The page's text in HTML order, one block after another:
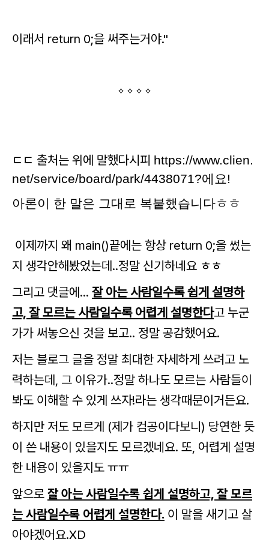
이래서 return 0;을 써주는거야."
ㄷㄷ 출처는 위에 말했다시피 https://www.clien.
net/service/board/park/4438071?에요!
아론이 한 말은 그대로 복붙했습니다ㅎㅎ
이제까지 왜 main()끝에는 항상 return 0;을 썼는
지 생각안해봤었는데..정말 신기하네요 ㅎㅎ
그리고 댓글에... 잘 아는 사람일수록 쉽게 설명하
고, 잘 모르는 사람일수록 어렵게 설명한다고 누군
가가 써놓으신 것을 보고.. 정말 공감했어요.
저는 블로그 글을 정말 최대한 자세하게 쓰려고 노
력하는데, 그 이유가..정말 하나도 모르는 사람들이
봐도 이해할 수 있게 쓰자!라는 생각때문이거든요.
하지만 저도 모르게 (제가 컴공이다보니) 당연한 듯
이 쓴 내용이 있을지도 모르겠네요. 또, 어렵게 설명
한 내용이 있을지도 ㅠㅠ
앞으로 잘 아는 사람일수록 쉽게 설명하고, 잘 모르
는 사람일수록 어렵게 설명한다. 이 말을 새기고 살
아야겠어요.XD